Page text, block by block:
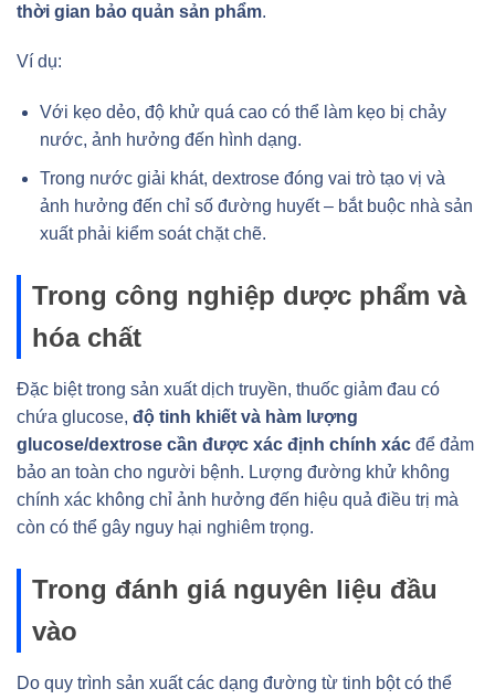
thời gian bảo quản sản phẩm.
Ví dụ:
Với kẹo dẻo, độ khử quá cao có thể làm kẹo bị chảy
nước, ảnh hưởng đến hình dạng.
Trong nước giải khát, dextrose đóng vai trò tạo vị và
ảnh hưởng đến chỉ số đường huyết – bắt buộc nhà sản
xuất phải kiểm soát chặt chẽ.
Trong công nghiệp dược phẩm và
hóa chất
Đặc biệt trong sản xuất dịch truyền, thuốc giảm đau có
chứa glucose, độ tinh khiết và hàm lượng
glucose/dextrose cần được xác định chính xác để đảm
bảo an toàn cho người bệnh. Lượng đường khử không
chính xác không chỉ ảnh hưởng đến hiệu quả điều trị mà
còn có thể gây nguy hại nghiêm trọng.
Trong đánh giá nguyên liệu đầu
vào
Do quy trình sản xuất các dạng đường từ tinh bột có thể